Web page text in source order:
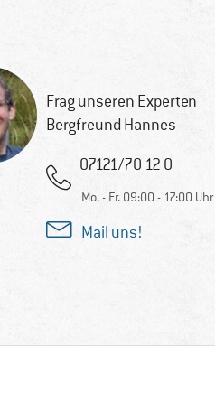
Frag unseren Experten
Bergfreund Hannes
07121/70 12 0
Mo. - Fr. 09:00 - 17:00 Uhr
Mail uns!